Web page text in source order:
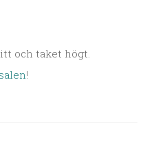
och taket högt.
!